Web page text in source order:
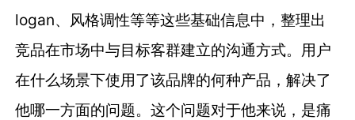
logan、风格调性等等这些基础信息中，整理出
竞品在市场中与目标客群建立的沟通方式。用户
在什么场景下使用了该品牌的何种产品，解决了
他哪一方面的问题。这个问题对于他来说，是痛